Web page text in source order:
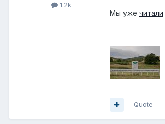
1.2k
Мы уже читали
Quote